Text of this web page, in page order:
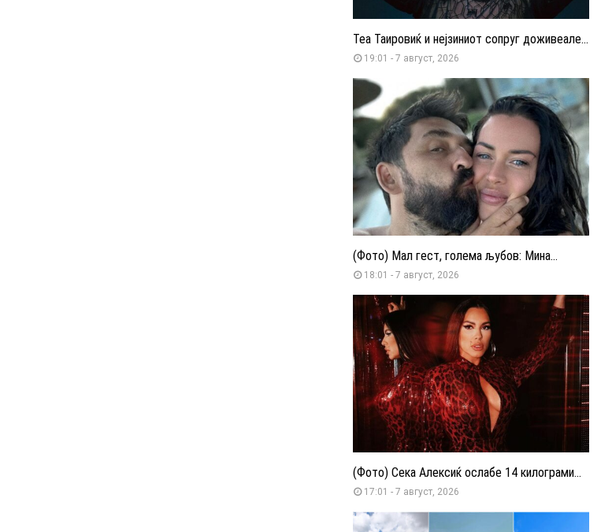
Теа Таировиќ и нејзиниот сопруг доживеале...
19:01 - 7 август, 2026
(Фото) Мал гест, голема љубов: Мина...
18:01 - 7 август, 2026
(Фото) Сека Алексиќ ослабе 14 килограми...
17:01 - 7 август, 2026